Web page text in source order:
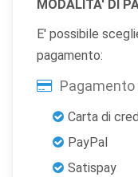
MODALITA' DI
E' possibile
pagamento:
Pagamento
Carta di
PayPal
Satispay
Permettono al
Cookie
Aiutano a
sito tramite
Cookie di
siti web allo